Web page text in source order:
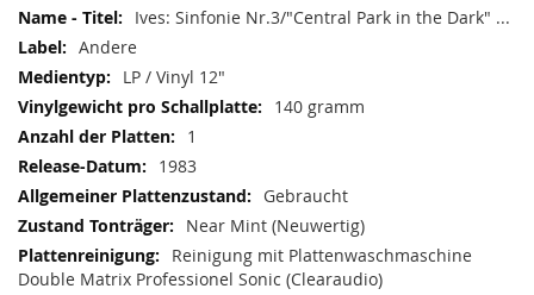
Ives: Sinfonie Nr.3/"Central Park in the Dark" ...
Andere
LP / Vinyl 12"
140 gramm
1
1983
Gebraucht
Near Mint (Neuwertig)
Reinigung mit Plattenwaschmaschine
Double Matrix Professionel Sonic (Clearaudio)